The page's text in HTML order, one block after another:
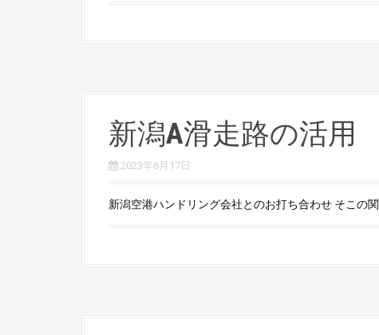
新潟A滑走路の活用
2023年6月17日
新潟空港ハンドリング会社とのお打ち合わせ そこの